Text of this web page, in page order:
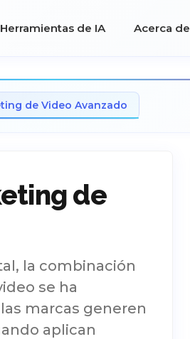
Herramientas de IA Acerca de
de Video Avanzado
de
la combinación
se ha
marcas generen
aplican